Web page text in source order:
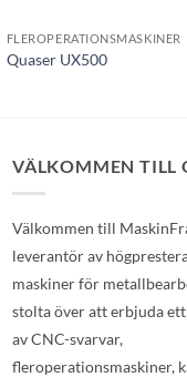
FLEROPERATIONSMASKINER
Quaser UX500
VÄLKOMMEN TILL
Välkommen till
leverantör av
maskiner för
stolta över att erbjuda
av CNC-svarvar,
fleroperationsmaskiner,